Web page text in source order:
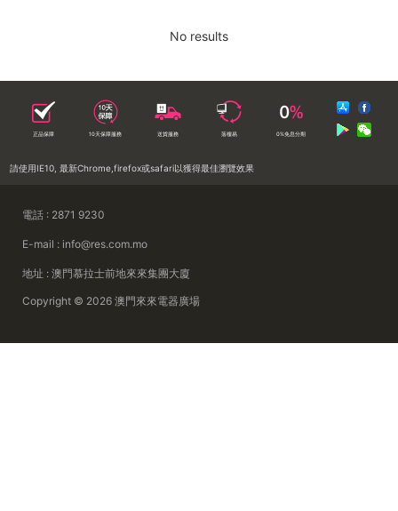
No results
正品保障 10天保障服務 送貨服務 落樓易 0%免息分期
請使用IE10, 最新Chrome,firefox或safari以獲得最佳瀏覽效果
電話 : 2871 9230
E-mail : info@res.com.mo
地址 : 澳門慕拉士前地來來集團大廈
Copyright © 2026 澳門來來電器廣場